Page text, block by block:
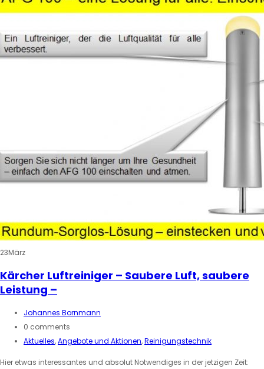
23März
Kärcher Luftreiniger – Saubere Luft, saubere
Leistung –
Johannes Bornmann
0 comments
Aktuelles,Angebote und Aktionen,Reinigungstechnik
Hier etwas interessantes und absolut Notwendiges in der jetzigen Zeit: